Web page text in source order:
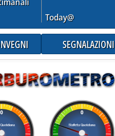
a Perenco per 300 mln $'
Today@
SEGNALAZIONI